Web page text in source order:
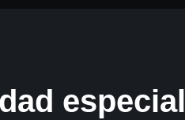
especial